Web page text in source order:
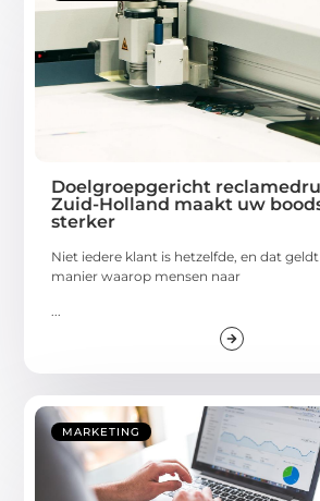
Doelgroepgericht
Zuid-Holland maakt uw
sterker
Niet iedere klant is hetzelfde, en dat
manier waarop mensen naar
...
MARKETING